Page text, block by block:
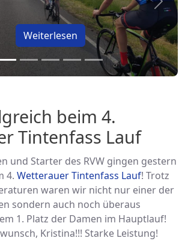
Weiterlesen
Next
beim 4.
Tintenfass Lauf
und Starter des RVW gingen gestern
4. Wetterauer Tintenfass Lauf! Trotz
waren wir nicht nur einer der
sondern auch noch überaus
1. Platz der Damen im Hauptlauf!
Kristina!!! Starke Leistung!